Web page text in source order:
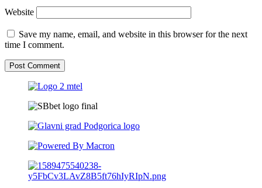
Website
Save my name, email, and website in this browser for the next
time I comment.